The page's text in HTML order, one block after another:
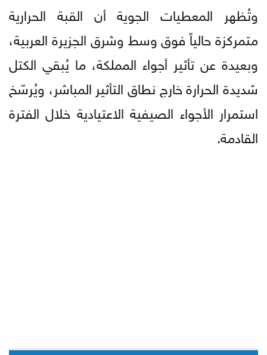
وتُظهر المعطيات الجوية أن القبة الحرارية
متمركزة حالياً فوق وسط وشرق الجزيرة العربية،
وبعيدة عن تأثير أجواء المملكة، ما يُبقي الكتل
شديدة الحرارة خارج نطاق التأثير المباشر، ويُرسّخ
استمرار الأجواء الصيفية الاعتيادية خلال الفترة
القادمة.